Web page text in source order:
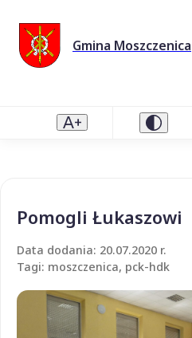
Gmina Moszczenica
Pomogli Łukaszowi
Data dodania: 20.07.2020 r.
Tagi: moszczenica, pck-hdk